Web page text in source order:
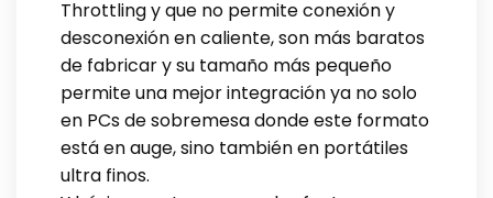
Throttling y que no permite conexión y
desconexión en caliente, son más baratos
de fabricar y su tamaño más pequeño
permite una mejor integración ya no solo
en PCs de sobremesa donde este formato
está en auge, sino también en portátiles
ultra finos.